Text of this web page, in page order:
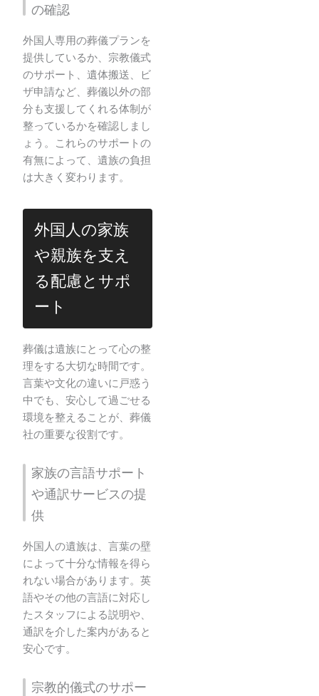
の確認
外国人専用の葬儀プランを
提供しているか、宗教儀式
のサポート、遺体搬送、ビ
ザ申請など、葬儀以外の部
分も支援してくれる体制が
整っているかを確認しまし
ょう。これらのサポートの
有無によって、遺族の負担
は大きく変わります。
外国人の家族
や親族を支え
る配慮とサポ
ート
葬儀は遺族にとって心の整
理をする大切な時間です。
言葉や文化の違いに戸惑う
中でも、安心して過ごせる
環境を整えることが、葬儀
社の重要な役割です。
家族の言語サポート
や通訳サービスの提
供
外国人の遺族は、言葉の壁
によって十分な情報を得ら
れない場合があります。英
語やその他の言語に対応し
たスタッフによる説明や、
通訳を介した案内があると
安心です。
宗教的儀式のサポー